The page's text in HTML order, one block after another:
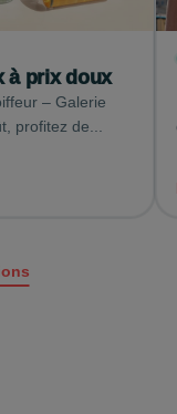
à prix doux
– Galerie
profitez de...